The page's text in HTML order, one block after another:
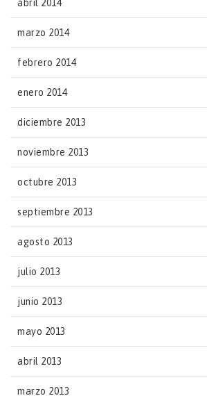
abril 2014
marzo 2014
febrero 2014
enero 2014
diciembre 2013
noviembre 2013
octubre 2013
septiembre 2013
agosto 2013
julio 2013
junio 2013
mayo 2013
abril 2013
marzo 2013